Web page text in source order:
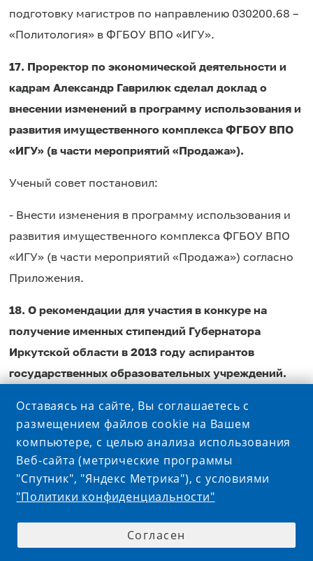
подготовку магистров по направлению 030200.68 –
«Политология» в ФГБОУ ВПО «ИГУ».
17. Проректор по экономической деятельности и
кадрам Александр Гаврилюк сделал доклад о
внесении изменений в программу использования и
развития имущественного комплекса ФГБОУ ВПО
«ИГУ» (в части мероприятий «Продажа»).
Ученый совет постановил:
- Внести изменения в программу использования и
развития имущественного комплекса ФГБОУ ВПО
«ИГУ» (в части мероприятий «Продажа») согласно
Приложения.
18. О рекомендации для участия в конкуре на
получение именных стипендий Губернатора
Иркутской области в 2013 году аспирантов
государственных образовательных учреждений.
Ученый совет постановил рекомендовать для
участия в конкурсе 8 молодых ученых:
1. Аксенов-Грибанов Денис Викторович – аспирант
2- го года обучения биолого-почвенного факультета
года обучения химического факультета
Оставаясь на сайте, Вы соглашаетесь с
размещением файлов cookie на Вашем
компьютере, с целью анализа использования
Веб-сайта (метрические программы
"Спутник", "Яндекс Метрика"), с условиями
"Политики конфиденциальности"
Согласен